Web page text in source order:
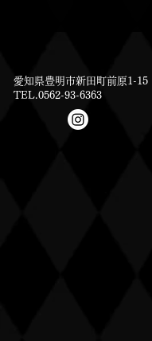
愛知県豊明市新田町前原1-15
TEL.0562-93-6363